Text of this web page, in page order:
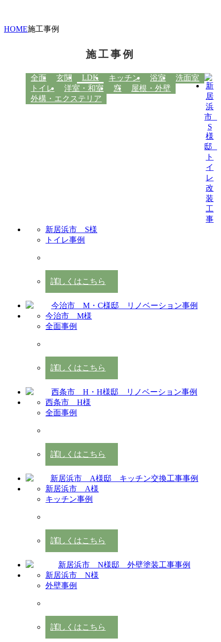
HOME施工事例
施工事例
全面 玄関 LDK キッチン 浴室
洗面室
トイレ
洋室・和室 窓
屋根・外壁
外構・エクステリア
新居浜市 S様
トイレ事例
詳しくはこちら
今治市 M様
全面事例
詳しくはこちら
西条市 H様
全面事例
詳しくはこちら
新居浜市 A様
キッチン事例
詳しくはこちら
新居浜市 N様
外壁事例
詳しくはこちら